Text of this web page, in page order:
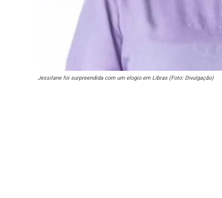
Jessilane foi surpreendida com um elogio em Libras (Foto: Divulgação)